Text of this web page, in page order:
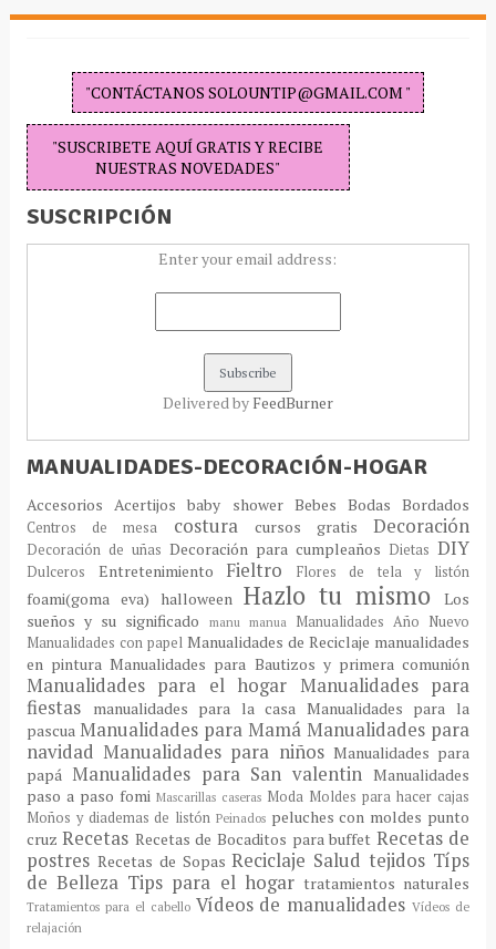
"CONTÁCTANOS SOLOUNTIP@GMAIL.COM "
"SUSCRIBETE AQUÍ GRATIS Y RECIBE
NUESTRAS NOVEDADES"
SUSCRIPCIÓN
Enter your email address:
Delivered by FeedBurner
MANUALIDADES-DECORACIÓN-HOGAR
AccesoriosAcertijosbaby shower Bebes BodasBordados
Centros de mesa costura cursos gratisDecoración
Decoración de uñas Decoración para cumpleaños DietasDIY
Dulceros Entretenimiento Fieltro Flores de tela y listón
foami(goma eva) halloween Hazlo tu mismoLos
sueños y su significado
manu manua Manualidades Año Nuevo
Manualidades con papel Manualidades de Reciclaje manualidades
en pinturaManualidades para Bautizos y primera comunión
Manualidades para el hogar Manualidades para
fiestas
manualidades para la casa Manualidades para la
pascua Manualidades para MamáManualidades para
navidadManualidades para niños Manualidades para
papá Manualidades para San valentinManualidades
paso a paso fomi Mascarillas caseras Moda Moldes para hacer cajas
Moños y diademas de listón Peinados peluches con moldes punto
cruzRecetas Recetas de Bocaditos para buffet Recetas de
postres Recetas de SopasReciclaje Saludtejidos Típs
de Belleza Tips para el hogar tratamientos naturales
Tratamientos para el cabello Vídeos de manualidadesVídeos de
relajación